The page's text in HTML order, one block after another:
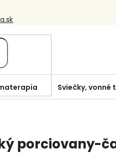
Sviečky, vonné
porciovany-